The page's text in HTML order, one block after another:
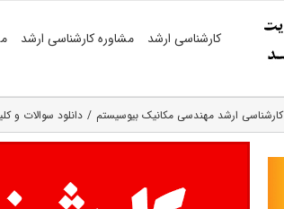
کارشناسی ارشد مشاوره کارشناسی ارشد
کارشناسی ارشد مهندسی مکانیک بیوسیستم دانلود سوالات و کلید کنکور ارشد ۸۶